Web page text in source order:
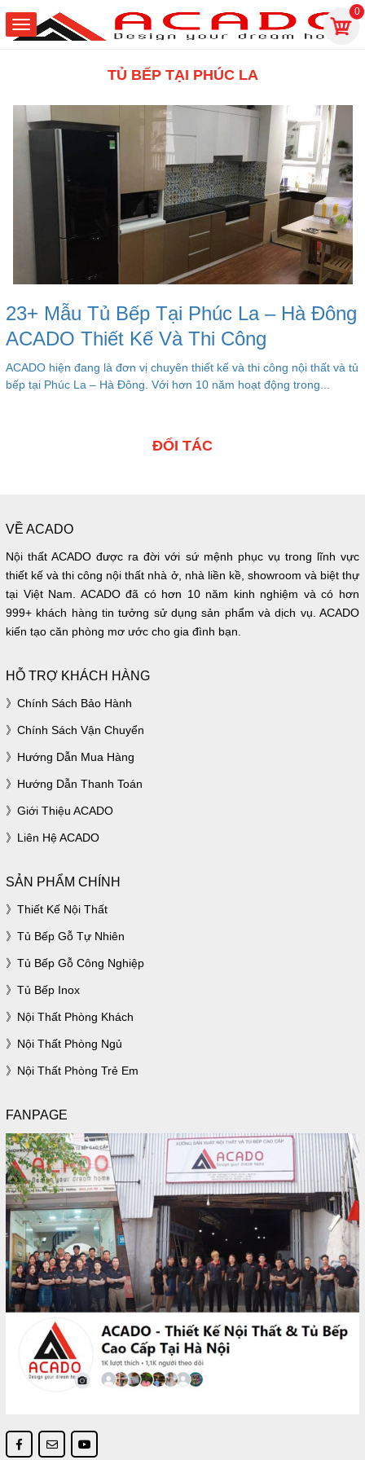
0
TỦ BẾP TẠI PHÚC LA
23+ Mẫu Tủ Bếp Tại Phúc La – Hà Đông
ACADO Thiết Kế Và Thi Công
ACADO hiện đang là đơn vị chuyên thiết kế và thi công nội thất và tủ
bếp tại Phúc La – Hà Đông. Với hơn 10 năm hoạt động trong...
ĐỐI TÁC
VỀ ACADO
Nội thất ACADO được ra đời với sứ mệnh phục vụ trong lĩnh vực
thiết kế và thi công nội thất nhà ở, nhà liền kề, showroom và biệt thự
tại Việt Nam. ACADO đã có hơn 10 năm kinh nghiệm và có hơn
999+ khách hàng tin tưởng sử dụng sản phẩm và dịch vụ. ACADO
kiến tạo căn phòng mơ ước cho gia đình bạn.
HỖ TRỢ KHÁCH HÀNG
Chính Sách Bảo Hành
Chính Sách Vận Chuyển
Hướng Dẫn Mua Hàng
Hướng Dẫn Thanh Toán
Giới Thiệu ACADO
Liên Hệ ACADO
SẢN PHẨM CHÍNH
Thiết Kế Nội Thất
Tủ Bếp Gỗ Tự Nhiên
Tủ Bếp Gỗ Công Nghiệp
Tủ Bếp Inox
Nội Thất Phòng Khách
Nội Thất Phòng Ngủ
Nội Thất Phòng Trẻ Em
FANPAGE